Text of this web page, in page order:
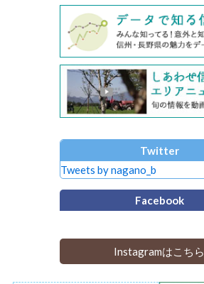
Twitter
Tweets by nagano_b
Facebook
Instagramはこちら